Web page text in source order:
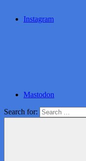
Instagram
Mastodon
Search for: